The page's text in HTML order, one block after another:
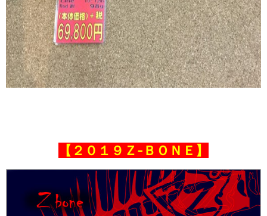
【２０１９Ｚ‐ＢＯＮＥ】